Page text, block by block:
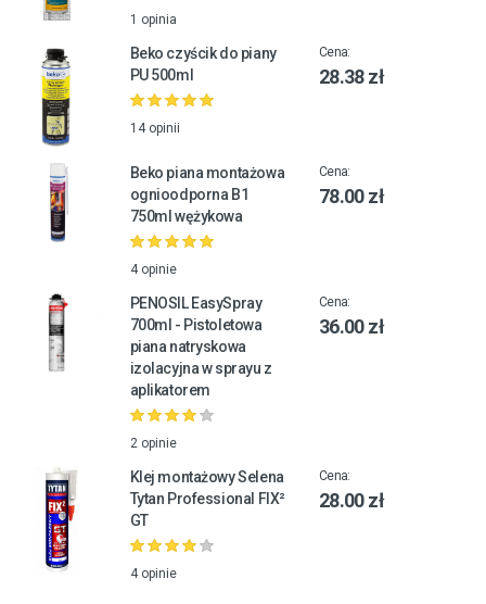
1 opinia
Beko czyścik do piany
PU 500ml
14 opinii
Cena:
28.38 zł
Beko piana montażowa
ognioodporna B1
750ml wężykowa
4 opinie
Cena:
78.00 zł
PENOSIL EasySpray
700ml - Pistoletowa
piana natryskowa
izolacyjna w sprayu z
aplikatorem
2 opinie
Cena:
36.00 zł
Klej montażowy Selena
Tytan Professional FIX²
GT
4 opinie
Cena:
28.00 zł